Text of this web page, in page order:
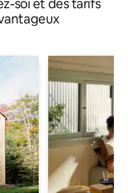
soi et des tarifs